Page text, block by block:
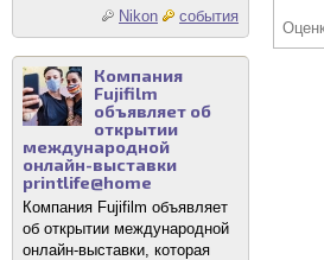
Nikon
события
Компания
Fujifilm
объявляет об
открытии
международной
онлайн-выставки
printlife@home
Компания Fujifilm объявляет
об открытии международной
онлайн-выставки, которая